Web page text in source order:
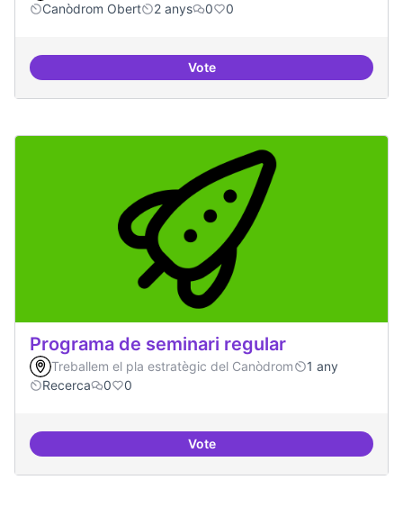
Canòdrom Obert
2 anys 0 0
VoteFestivals anuals de referència
Programa de seminari regular
Treballem el pla estratègic del Canòdrom
1 any
Recerca
0 0
VotePrograma de seminari regular